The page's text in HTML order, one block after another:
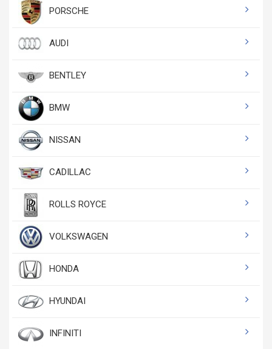
PORSCHE
AUDI
BENTLEY
BMW
NISSAN
CADILLAC
ROLLS ROYCE
VOLKSWAGEN
HONDA
HYUNDAI
INFINITI